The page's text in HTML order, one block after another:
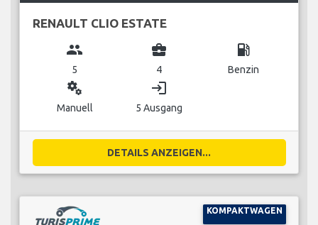
RENAULT CLIO ESTATE
group
5
business_center
4
local_gas_station
Benzin
miscellaneous_services
Manuell
login
5 Ausgang
DETAILS ANZEIGEN...
KOMPAKTWAGEN